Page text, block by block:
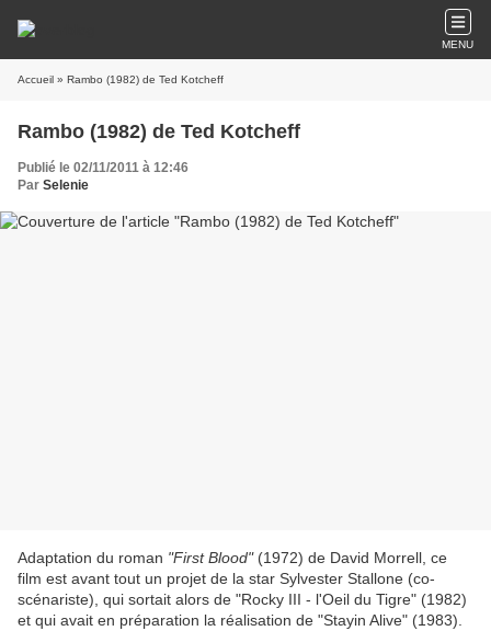
MENU
Accueil » Rambo (1982) de Ted Kotcheff
Rambo (1982) de Ted Kotcheff
Publié le 02/11/2011 à 12:46
Par Selenie
Adaptation du roman "First Blood"(1972) de David Morrell, ce
film est avant tout un projet de la star Sylvester Stallone (co-
scénariste), qui sortait alors de "Rocky III - l'Oeil du Tigre" (1982)
et qui avait en préparation la réalisation de "Stayin Alive" (1983).